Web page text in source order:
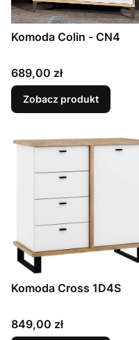
Komoda Colin - CN4
Cena
689,00 zł
Zobacz produkt
Komoda Cross 1D4S
Cena
849,00 zł